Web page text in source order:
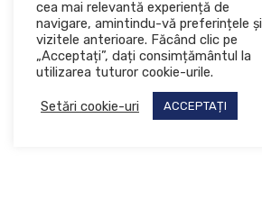
cea mai relevantă experiență de
navigare, amintindu-vă preferințele și
vizitele anterioare. Făcând clic pe
„Acceptați”, dați consimțământul la
utilizarea tuturor cookie-urile.
Setări cookie-uri ACCEPTAȚI